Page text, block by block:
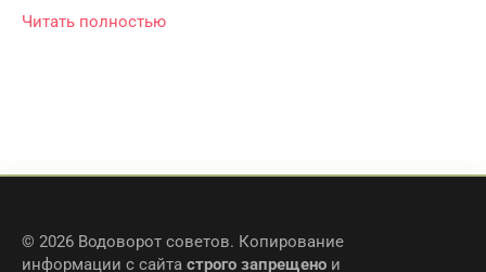
Читать полностью
© 2026 Водоворот советов. Копирование
информации с сайта строго запрещено и